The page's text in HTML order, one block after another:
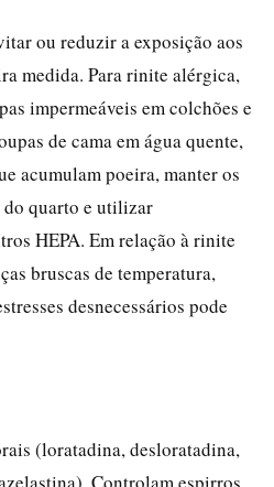
ou reduzir a exposição aos
medida. Para rinite alérgica,
impermeáveis em colchões e
de cama em água quente,
acumulam poeira, manter os
do quarto e utilizar
HEPA. Em relação à rinite
bruscas de temperatura,
desnecessários pode
(loratadina, desloratadina,
Controlam espirros,